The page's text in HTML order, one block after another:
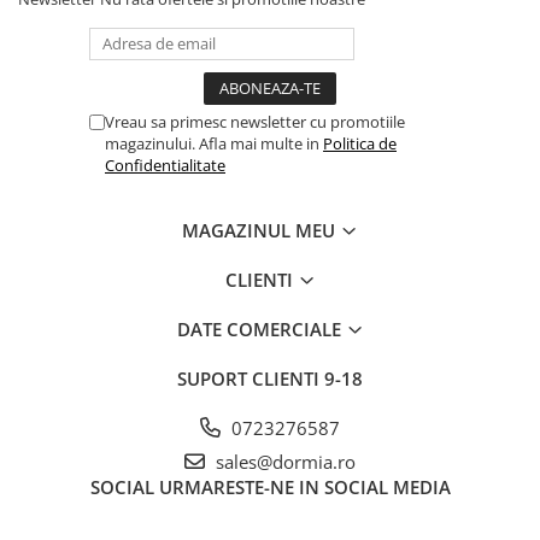
Vreau sa primesc newsletter cu promotiile
magazinului. Afla mai multe in Politica de
Confidentialitate
MAGAZINUL MEU
CLIENTI
DATE COMERCIALE
SUPORT CLIENTI 9-18
0723276587
sales@dormia.ro
SOCIAL URMARESTE-NE IN SOCIAL MEDIA